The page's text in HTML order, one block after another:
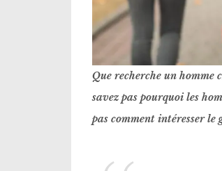
Que recherche un homme
savez pas pourquoi les
pas comment intéresser